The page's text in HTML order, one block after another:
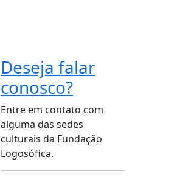
Deseja falar
conosco?
Entre em contato com
alguma das sedes
culturais da Fundação
Logosófica.